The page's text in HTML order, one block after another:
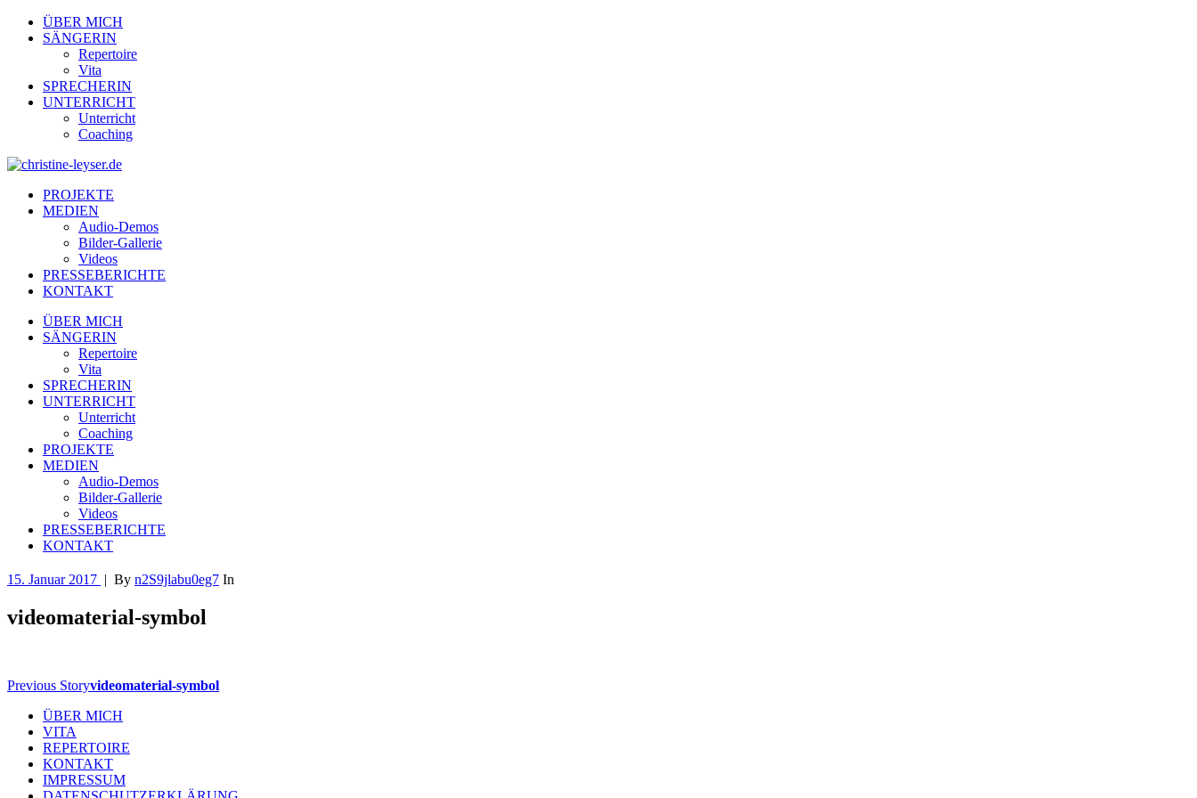
ÜBER MICH
SÄNGERIN
Repertoire
Vita
SPRECHERIN
UNTERRICHT
Unterricht
Coaching
PROJEKTE
MEDIEN
Audio-Demos
Bilder-Gallerie
Videos
PRESSEBERICHTE
KONTAKT
ÜBER MICH
SÄNGERIN
Repertoire
Vita
SPRECHERIN
UNTERRICHT
Unterricht
Coaching
PROJEKTE
MEDIEN
Audio-Demos
Bilder-Gallerie
Videos
PRESSEBERICHTE
KONTAKT
15. Januar 2017 | By n2S9jlabu0eg7 In
videomaterial-symbol
Previous Storyvideomaterial-symbol
ÜBER MICH
VITA
REPERTOIRE
KONTAKT
IMPRESSUM